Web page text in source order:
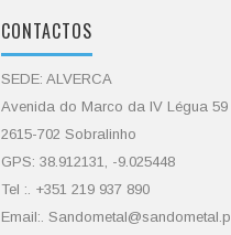
CONTACTOS
SEDE: ALVERCA
Avenida do Marco da IV Légua 59
2615-702 Sobralinho
GPS: 38.912131, -9.025448
Tel :. +351 219 937 890
Email:.